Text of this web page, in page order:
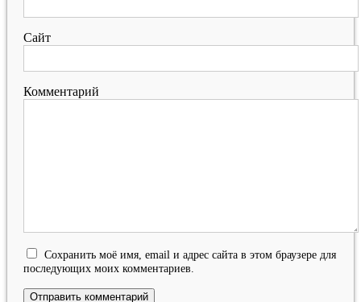
Сайт
Комментарий
Сохранить моё имя, email и адрес сайта в этом браузере для
последующих моих комментариев.